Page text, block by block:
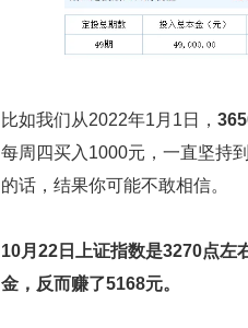
比如我们从2022年1月1日，
每周四买入1000元，一直坚持
的话，结果你可能不敢相信。
10月22日上证指数是3270点左
金，反而赚了5168元。